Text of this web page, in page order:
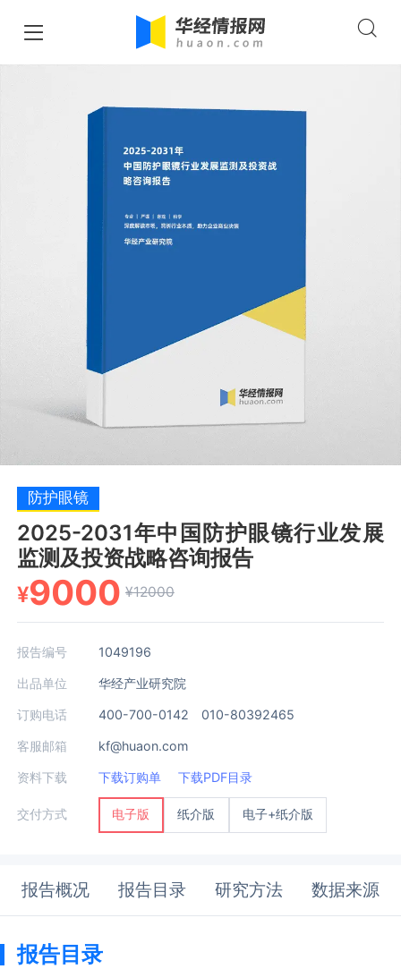
防护眼镜
2025-2031年中国防护眼镜行业发展
监测及投资战略咨询报告
¥9000 ¥12000
报告编号 1049196
出品单位 华经产业研究院
订购电话 400-700-0142 010-80392465
客服邮箱 kf@huaon.com
资料下载 下载订购单 下载PDF目录
交付方式 电子版 纸介版 电子+纸介版
报告概况 报告目录 研究方法 数据来源
报告目录